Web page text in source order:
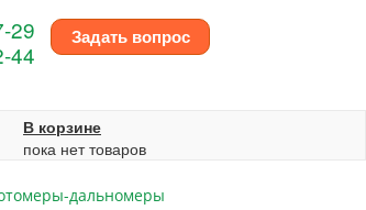
Задать вопрос
29
44
В корзине
пока нет товаров
дальномеры